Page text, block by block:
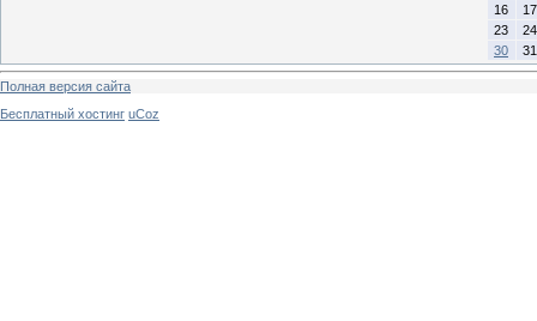
16
17
23
24
30
31
Полная версия сайта
Бесплатный хостинг uCoz